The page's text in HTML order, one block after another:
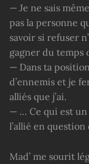
— Je ne sais
pas la personne
savoir si refuser
gagner du temps
— Dans ta
d’ennemis et je
alliés que j’ai.
— … Ce qui est un
l’allié en
Mad’ me sourit